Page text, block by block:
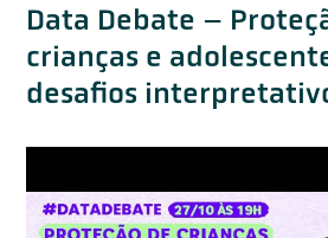
Data Debate –
crianças e
desafios